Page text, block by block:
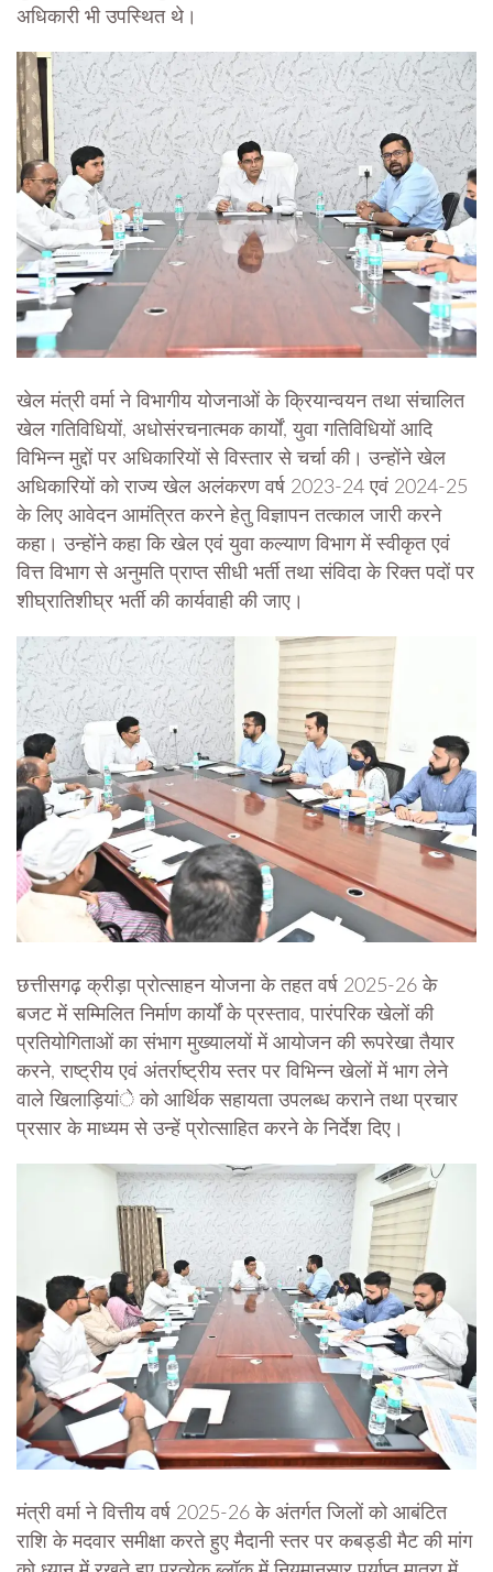
अधिकारी भी उपस्थित थे।
खेल मंत्री वर्मा ने विभागीय योजनाओं के क्रियान्वयन तथा संचालित
खेल गतिविधियों, अधोसंरचनात्मक कार्यों, युवा गतिविधियों आदि
विभिन्न मुद्दों पर अधिकारियों से विस्तार से चर्चा की। उन्होंने खेल
अधिकारियों को राज्य खेल अलंकरण वर्ष 2023-24 एवं 2024-25
के लिए आवेदन आमंत्रित करने हेतु विज्ञापन तत्काल जारी करने
कहा। उन्होंने कहा कि खेल एवं युवा कल्याण विभाग में स्वीकृत एवं
वित्त विभाग से अनुमति प्राप्त सीधी भर्ती तथा संविदा के रिक्त पदों पर
शीघ्रातिशीघ्र भर्ती की कार्यवाही की जाए।
छत्तीसगढ़ क्रीड़ा प्रोत्साहन योजना के तहत वर्ष 2025-26 के
बजट में सम्मिलित निर्माण कार्यों के प्रस्ताव, पारंपरिक खेलों की
प्रतियोगिताओं का संभाग मुख्यालयों में आयोजन की रूपरेखा तैयार
करने, राष्ट्रीय एवं अंतर्राष्ट्रीय स्तर पर विभिन्न खेलों में भाग लेने
वाले खिलाड़ियांे को आर्थिक सहायता उपलब्ध कराने तथा प्रचार
प्रसार के माध्यम से उन्हें प्रोत्साहित करने के निर्देश दिए।
मंत्री वर्मा ने वित्तीय वर्ष 2025-26 के अंतर्गत जिलों को आबंटित
राशि के मदवार समीक्षा करते हुए मैदानी स्तर पर कबड्डी मैट की मांग